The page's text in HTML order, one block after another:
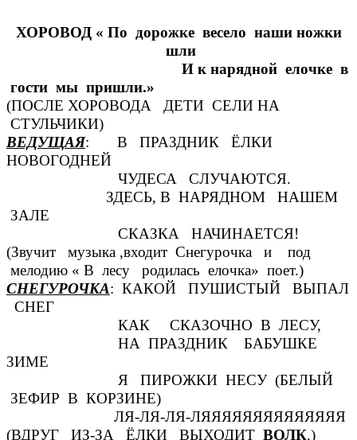
ХОРОВОД « По дорожке весело наши ножки
шли
И к нарядной елочке в
гости мы пришли.»
(ПОСЛЕ ХОРОВОДА ДЕТИ СЕЛИ НА
СТУЛЬЧИКИ)
ВЕДУЩАЯ: В ПРАЗДНИК ЁЛКИ
НОВОГОДНЕЙ
ЧУДЕСА СЛУЧАЮТСЯ.
ЗДЕСЬ, В НАРЯДНОМ НАШЕМ
ЗАЛЕ
СКАЗКА НАЧИНАЕТСЯ!
(Звучит музыка ,входит Снегурочка и под
мелодию « В лесу родилась елочка» поет.)
СНЕГУРОЧКА: КАКОЙ ПУШИСТЫЙ ВЫПАЛ
СНЕГ
КАК СКАЗОЧНО В ЛЕСУ,
НА ПРАЗДНИК БАБУШКЕ
ЗИМЕ
Я ПИРОЖКИ НЕСУ (БЕЛЫЙ
ЗЕФИР В КОРЗИНЕ)
ЛЯ-ЛЯ-ЛЯ-ЛЯЯЯЯЯЯЯЯЯЯЯЯЯЯ
(ВДРУГ ИЗ-ЗА ЁЛКИ ВЫХОДИТ ВОЛК.)